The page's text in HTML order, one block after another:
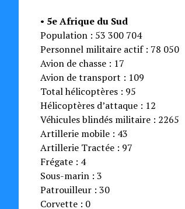
• 5e Afrique du Sud
Population : 53 300 704
Personnel militaire actif : 78 050
Avion de chasse : 17
Avion de transport : 109
Total hélicoptères : 95
Hélicoptères d’attaque : 12
Véhicules blindés militaire : 2265
Artillerie mobile : 43
Artillerie Tractée : 97
Frégate : 4
Sous-marin : 3
Patrouilleur : 30
Corvette : 0